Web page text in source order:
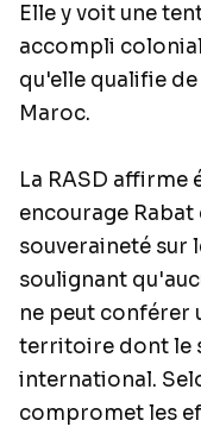
Elle y voit une
accompli
qu'elle qualifie
Maroc.
La RASD affirme
encourage
souveraineté sur
soulignant
ne peut conférer
territoire dont le
international.
compromet les